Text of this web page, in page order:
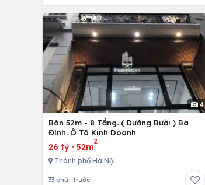
4
Bán 52m - 8 Tầng. ( Đường Bưởi ) Ba
Đình. Ô Tô Kinh Doanh
26 tỷ · 52m
2
Thành phố Hà Nội
33 phút trước